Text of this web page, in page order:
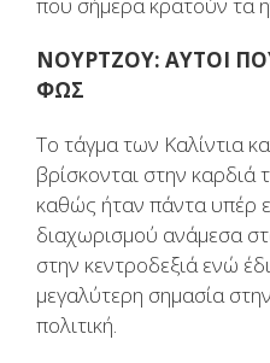
ΝΟΥΡΤΖΟΥ: ΑΥΤΟΙ
ΦΩΣ
Το τάγμα των Καλίντια
βρίσκονται στην καρδιά
καθώς ήταν πάντα υπέρ
διαχωρισμού ανάμεσα
στην κεντροδεξιά ενώ
μεγαλύτερη σημασία
πολιτική.